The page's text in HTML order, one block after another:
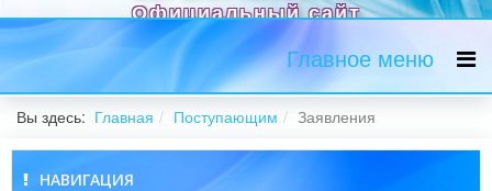
Официальный сайт
Главное меню
Вы здесь: Главная Поступающим Заявления
НАВИГАЦИЯ